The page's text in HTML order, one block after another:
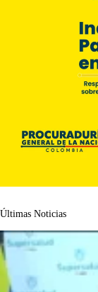
Últimas Noticias